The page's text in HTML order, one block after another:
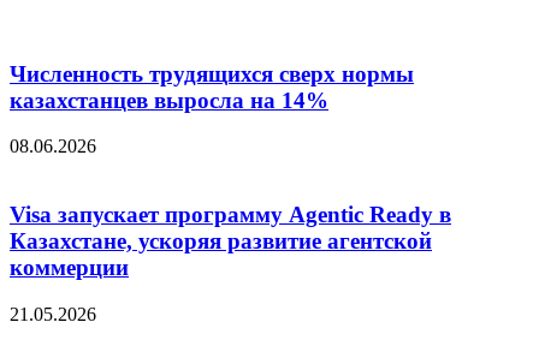
Численность трудящихся сверх нормы
казахстанцев выросла на 14%
08.06.2026
Visa запускает программу Agentic Ready в
Казахстане, ускоряя развитие агентской
коммерции
21.05.2026